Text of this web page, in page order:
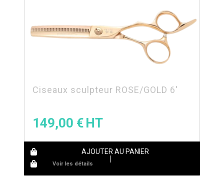
Ciseaux sculpteur ROSE/GOLD 6′
149,00 €
AJOUTER AU PANIER
Voir les détails